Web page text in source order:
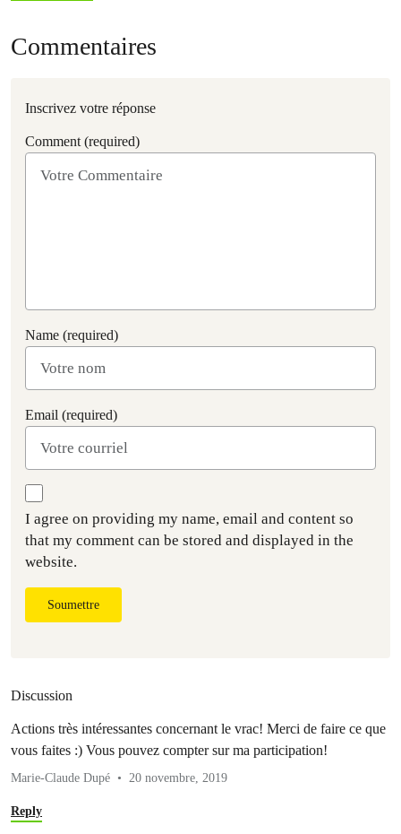
Commentaires
Inscrivez votre réponse
Comment (required)
Name (required)
Email (required)
I agree on providing my name, email and content so
that my comment can be stored and displayed in the
website.
Soumettre
Discussion
Actions très intéressantes concernant le vrac! Merci de faire ce que
vous faites :) Vous pouvez compter sur ma participation!
Marie-Claude Dupé 20 novembre, 2019
Reply